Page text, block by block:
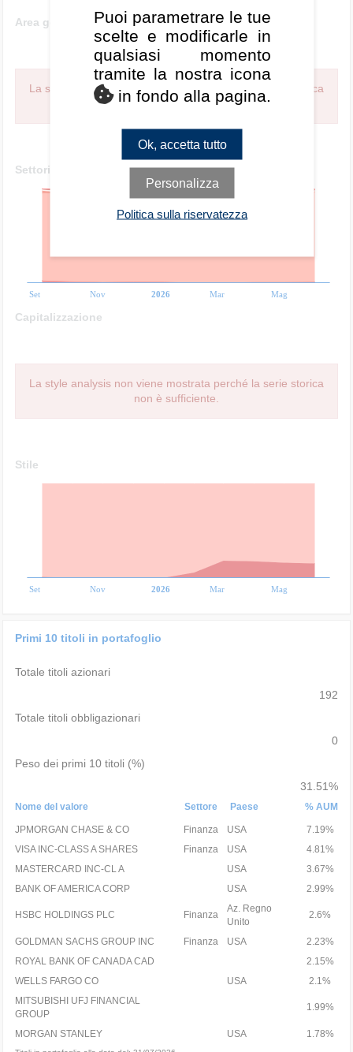
Area geografica
La style analysis non viene mostrata perché la serie storica
non è sufficiente.
Settoriale
Set Nov 2026 Mar Mag
Capitalizzazione
La style analysis non viene mostrata perché la serie storica
non è sufficiente.
Stile
Set Nov 2026 Mar Mag
Primi 10 titoli in portafoglio
Totale titoli azionari
192
Totale titoli obbligazionari
0
Peso dei primi 10 titoli (%)
31.51%
Nome del valore Settore Paese % AUM
JPMORGAN CHASE & CO Finanza USA
7.19%
VISA INC-CLASS A SHARES
Finanza USA
4.81%
MASTERCARD INC-CL A
USA
3.67%
BANK OF AMERICA CORP
USA 2.99%
HSBC HOLDINGS PLC Finanza
Az. Regno
Unito
2.6%
GOLDMAN SACHS GROUP INC Finanza USA
2.23%
ROYAL BANK OF CANADA CAD
2.15%
WELLS FARGO CO
USA
2.1%
MITSUBISHI UFJ FINANCIAL
GROUP
1.99%
MORGAN STANLEY USA 1.78%
Puoi parametrare le tue
scelte e modificarle in
qualsiasi momento
tramite la nostra icona
in fondo alla pagina.
Ok, accetta tutto
Personalizza
Politica sulla riservatezza